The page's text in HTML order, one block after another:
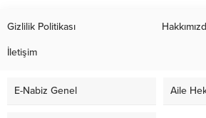
Gizlilik Politikası
İletişim
E-Nabiz Genel Aile